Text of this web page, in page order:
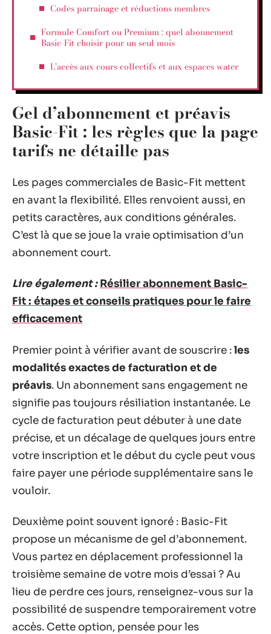
Codes parrainage et réductions membres
Formule Comfort ou Premium : quel abonnement
Basic-Fit choisir pour un seul mois
L’accès aux cours collectifs et aux espaces water
Gel d’abonnement et préavis
Basic-Fit : les règles que la page
tarifs ne détaille pas
Les pages commerciales de Basic-Fit mettent
en avant la flexibilité. Elles renvoient aussi, en
petits caractères, aux conditions générales.
C’est là que se joue la vraie optimisation d’un
abonnement court.
Lire également : Résilier abonnement Basic-
Fit : étapes et conseils pratiques pour le faire
efficacement
Premier point à vérifier avant de souscrire :les
modalités exactes de facturation et de
préavis. Un abonnement sans engagement ne
signifie pas toujours résiliation instantanée. Le
cycle de facturation peut débuter à une date
précise, et un décalage de quelques jours entre
votre inscription et le début du cycle peut vous
faire payer une période supplémentaire sans le
vouloir.
Deuxième point souvent ignoré : Basic-Fit
propose un mécanisme de gel d’abonnement.
Vous partez en déplacement professionnel la
troisième semaine de votre mois d’essai ? Au
lieu de perdre ces jours, renseignez-vous sur la
possibilité de suspendre temporairement votre
accès. Cette option, pensée pour les